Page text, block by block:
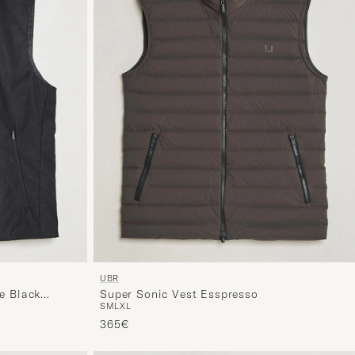
Black
UBR
Super Sonic Vest Esspresso
SMLXL
365€